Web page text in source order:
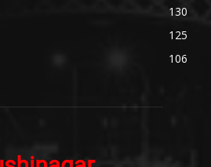
130
125
106